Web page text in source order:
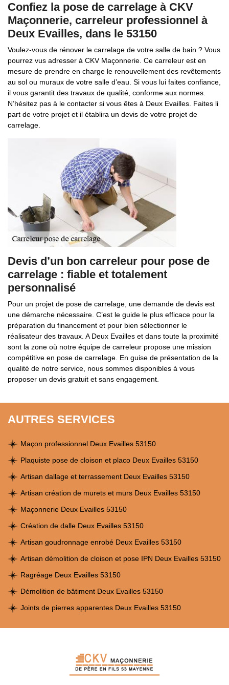
Confiez la pose de carrelage à CKV
Maçonnerie, carreleur professionnel à
Deux Evailles, dans le 53150
Voulez-vous de rénover le carrelage de votre salle de bain ? Vous
pourrez vus adresser à CKV Maçonnerie. Ce carreleur est en
mesure de prendre en charge le renouvellement des revêtements
au sol ou muraux de votre salle d’eau. Si vous lui faites confiance,
il vous garantit des travaux de qualité, conforme aux normes.
N’hésitez pas à le contacter si vous êtes à Deux Evailles. Faites li
part de votre projet et il établira un devis de votre projet de
carrelage.
Devis d’un bon carreleur pour pose de
carrelage : fiable et totalement
personnalisé
Pour un projet de pose de carrelage, une demande de devis est
une démarche nécessaire. C’est le guide le plus efficace pour la
préparation du financement et pour bien sélectionner le
réalisateur des travaux. A Deux Evailles et dans toute la proximité
sont la zone où notre équipe de carreleur propose une mission
compétitive en pose de carrelage. En guise de présentation de la
qualité de notre service, nous sommes disponibles à vous
proposer un devis gratuit et sans engagement.
AUTRES SERVICES
Maçon professionnel Deux Evailles 53150
Plaquiste pose de cloison et placo Deux Evailles 53150
Artisan dallage et terrassement Deux Evailles 53150
Artisan création de murets et murs Deux Evailles 53150
Maçonnerie Deux Evailles 53150
Création de dalle Deux Evailles 53150
Artisan goudronnage enrobé Deux Evailles 53150
Artisan démolition de cloison et pose IPN Deux Evailles 53150
Ragréage Deux Evailles 53150
Démolition de bâtiment Deux Evailles 53150
Joints de pierres apparentes Deux Evailles 53150